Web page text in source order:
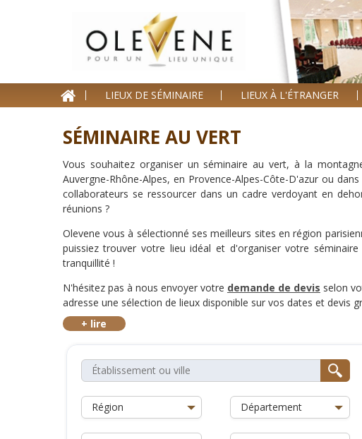
LIEUX DE SÉMINAIRE LIEUX À L'ÉTRANGER
SÉMINAIRE AU VERT
Vous souhaitez organiser un séminaire au vert, à la
Auvergne-Rhône-Alpes, en Provence-Alpes-Côte-D'azur ou
collaborateurs se ressourcer dans un cadre verdoyant en
réunions ?
Olevene vous à sélectionné ses meilleurs sites en région
puissiez trouver votre lieu idéal et d'organiser votre
tranquillité !
N'hésitez pas à nous envoyer votre demande de devis selon
adresse une sélection de lieux disponible sur vos dates et devis
Lieux de séminaire
Lieux à l'étranger
Séminaire clé en Main
Blog événements
Contact